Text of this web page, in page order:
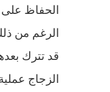
الحفاظ على
الرغم من
قد تترك
الزجاج